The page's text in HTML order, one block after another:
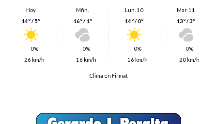
Hoy
14º / 5º
0%
26 km/h
Mñn.
16º / 1º
0%
16 km/h
Lun. 10
14º / 0º
0%
16 km/h
Mar. 11
13º / 3º
0%
20 km/h
Clima en Firmat